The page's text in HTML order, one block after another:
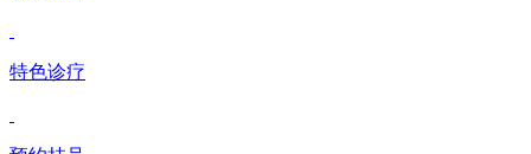
特色诊疗